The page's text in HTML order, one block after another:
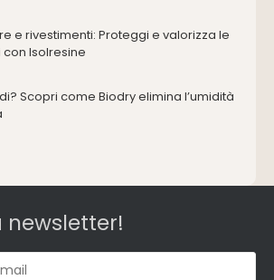
e fissaggi
e depurazione
e climatizzazione
da costruzione
e facciate
e rivestimenti: Proteggi e valorizza le
Isolresine
Scopri come Biodry elimina l’umidità
newsletter!